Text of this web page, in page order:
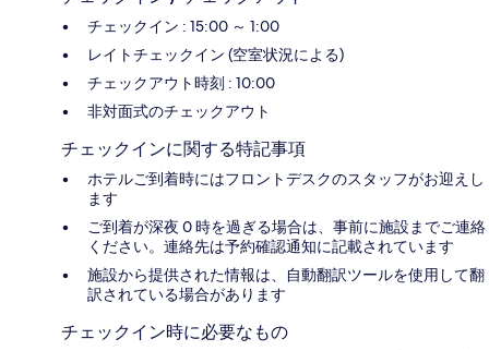
チェックイン : 15:00 ～ 1:00
レイトチェックイン (空室状況による)
チェックアウト時刻 : 10:00
非対面式のチェックアウト
チェックインに関する特記事項
ホテルご到着時にはフロントデスクのスタッフがお迎えし
ます
ご到着が深夜 0 時を過ぎる場合は、事前に施設までご連絡
ください。連絡先は予約確認通知に記載されています
施設から提供された情報は、自動翻訳ツールを使用して翻
訳されている場合があります
チェックイン時に必要なもの